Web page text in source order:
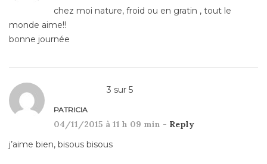
chez moi nature, froid ou en gratin , tout le
monde aime!!
bonne journée
3 sur 5
PATRICIA
04/11/2015 à 11 h 09 min - Reply
j’aime bien, bisous bisous